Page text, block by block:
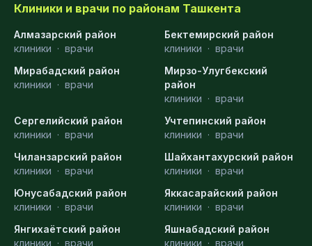
Клиники и врачи по районам Ташкента
Алмазарский район
клиники · врачи
Бектемирский район
клиники · врачи
Мирабадский район
клиники · врачи
Мирзо-Улугбекский
район
клиники · врачи
Сергелийский район
клиники · врачи
Учтепинский район
клиники · врачи
Чиланзарский район
клиники · врачи
Шайхантахурский район
клиники · врачи
Юнусабадский район
клиники · врачи
Яккасарайский район
клиники · врачи
Янгихаётский район
клиники · врачи
Яшнабадский район
клиники · врачи